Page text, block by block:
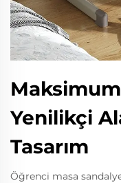
Yenilikçi
Tasarım
Öğrenci masa